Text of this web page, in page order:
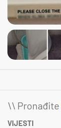
\\ Pronađite
VIJESTI